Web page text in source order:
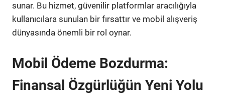
sunar. Bu hizmet, güvenilir platformlar aracılığıyla
kullanıcılara sunulan bir fırsattır ve mobil alışveriş
dünyasında önemli bir rol oynar.
Mobil Ödeme Bozdurma:
Finansal Özgürlüğün Yeni Yolu